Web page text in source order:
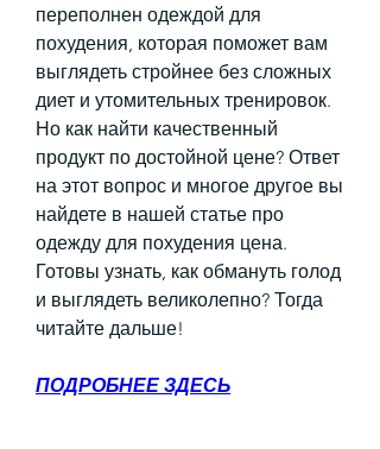
переполнен одеждой для
похудения, которая поможет вам
выглядеть стройнее без сложных
диет и утомительных тренировок.
Но как найти качественный
продукт по достойной цене? Ответ
на этот вопрос и многое другое вы
найдете в нашей статье про
одежду для похудения цена.
Готовы узнать, как обмануть голод
и выглядеть великолепно? Тогда
читайте дальше!
ПОДРОБНЕЕ ЗДЕСЬ